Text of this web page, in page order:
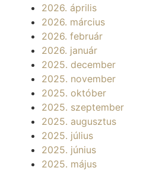
2026. április
2026. március
2026. február
2026. január
2025. december
2025. november
2025. október
2025. szeptember
2025. augusztus
2025. július
2025. június
2025. május